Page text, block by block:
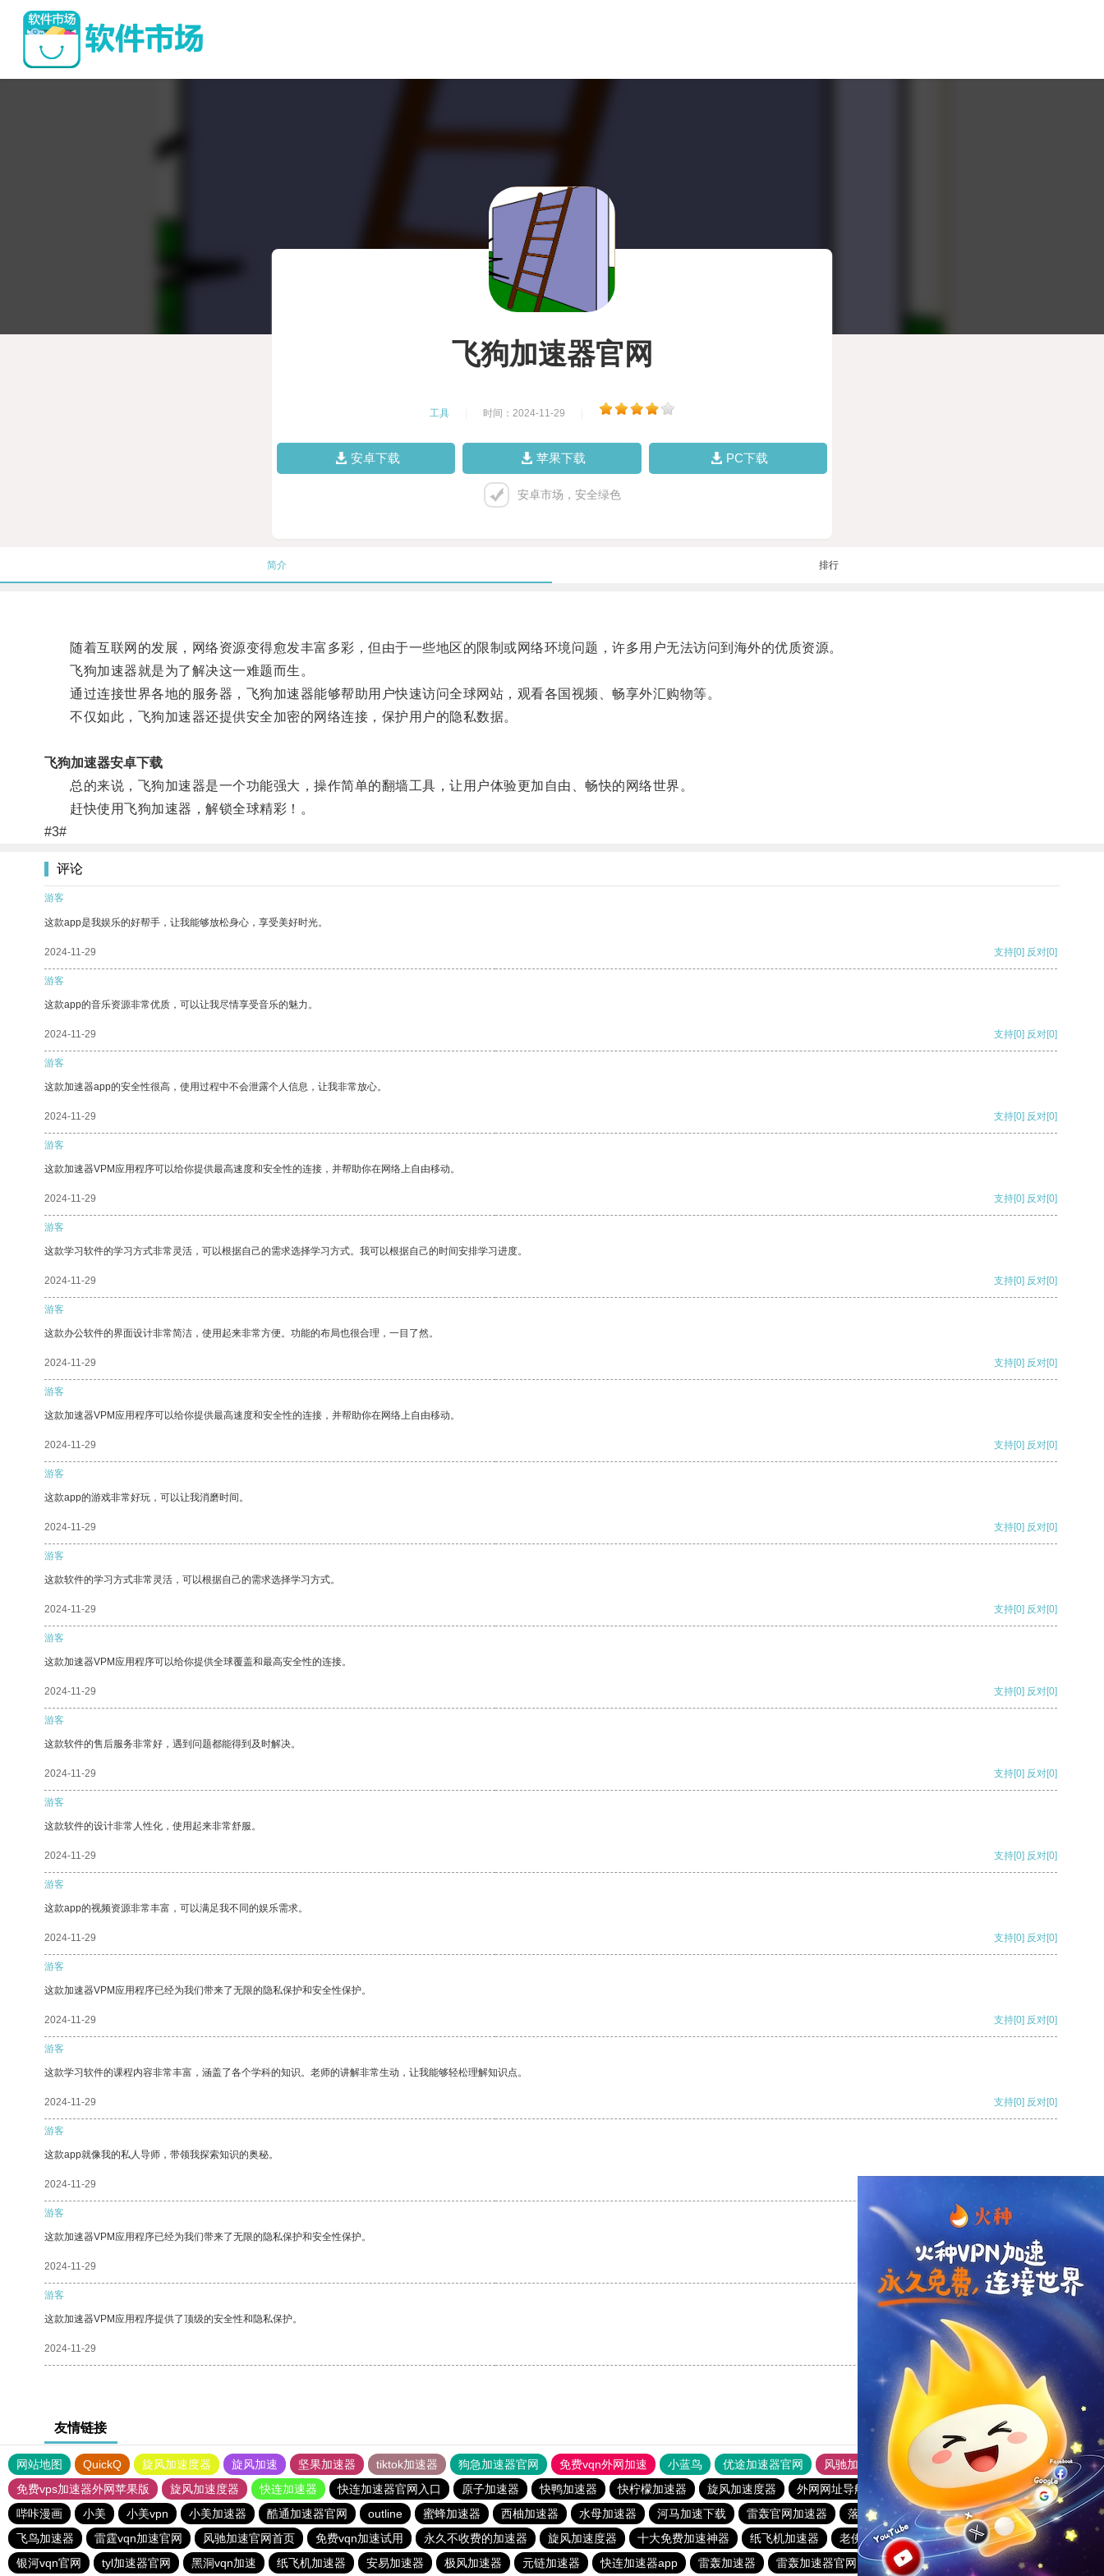
飞狗加速器官网
工具 时间：2024-11-29
安卓下载 苹果下载 PC下载
安卓市场，安全绿色
简介 排行
随着互联网的发展，网络资源变得愈发丰富多彩，但由于一些地区的限制或网络环境问题，许多用户无法访问到海外的优质资源。
飞狗加速器就是为了解决这一难题而生。
通过连接世界各地的服务器，飞狗加速器能够帮助用户快速访问全球网站，观看各国视频、畅享外汇购物等。
不仅如此，飞狗加速器还提供安全加密的网络连接，保护用户的隐私数据。
飞狗加速器安卓下载
总的来说，飞狗加速器是一个功能强大，操作简单的翻墙工具，让用户体验更加自由、畅快的网络世界。
赶快使用飞狗加速器，解锁全球精彩！。
#3#
评论
游客
这款app是我娱乐的好帮手，让我能够放松身心，享受美好时光。
2024-11-29 支持[0] 反对[0]
游客
这款app的音乐资源非常优质，可以让我尽情享受音乐的魅力。
2024-11-29 支持[0] 反对[0]
游客
这款加速器app的安全性很高，使用过程中不会泄露个人信息，让我非常放心。
2024-11-29 支持[0] 反对[0]
游客
这款加速器VPM应用程序可以给你提供最高速度和安全性的连接，并帮助你在网络上自由移动。
2024-11-29 支持[0] 反对[0]
游客
这款学习软件的学习方式非常灵活，可以根据自己的需求选择学习方式。我可以根据自己的时间安排学习进度。
2024-11-29 支持[0] 反对[0]
游客
这款办公软件的界面设计非常简洁，使用起来非常方便。功能的布局也很合理，一目了然。
2024-11-29 支持[0] 反对[0]
游客
这款加速器VPM应用程序可以给你提供最高速度和安全性的连接，并帮助你在网络上自由移动。
2024-11-29 支持[0] 反对[0]
游客
这款app的游戏非常好玩，可以让我消磨时间。
2024-11-29 支持[0] 反对[0]
游客
这款软件的学习方式非常灵活，可以根据自己的需求选择学习方式。
2024-11-29 支持[0] 反对[0]
游客
这款加速器VPM应用程序可以给你提供全球覆盖和最高安全性的连接。
2024-11-29 支持[0] 反对[0]
游客
这款软件的售后服务非常好，遇到问题都能得到及时解决。
2024-11-29 支持[0] 反对[0]
游客
这款软件的设计非常人性化，使用起来非常舒服。
2024-11-29 支持[0] 反对[0]
游客
这款app的视频资源非常丰富，可以满足我不同的娱乐需求。
2024-11-29 支持[0] 反对[0]
游客
这款加速器VPM应用程序已经为我们带来了无限的隐私保护和安全性保护。
2024-11-29 支持[0] 反对[0]
游客
这款学习软件的课程内容非常丰富，涵盖了各个学科的知识。老师的讲解非常生动，让我能够轻松理解知识点。
2024-11-29 支持[0] 反对[0]
游客
这款app就像我的私人导师，带领我探索知识的奥秘。
2024-11-29
游客
这款加速器VPM应用程序已经为我们带来了无限的隐私保护和安全性保护。
2024-11-29 支持 [0] 反对[0]
游客
这款加速器VPM应用程序提供了顶级的安全性和隐私保护。
2024-11-29 支持
友情链接
网站地图 QuickQ 旋风加速度器 旋风加速 坚果加速器 tiktok加速器 狗急加速器官网 免费vqn外网加速 小蓝鸟 优途加速器官网 风驰加速器
旋风加速器
免费vps加速器外网苹果版
旋风加速度器 快连加速器 快连加速器官网入口 原子加速器 快鸭加速器 快柠檬加速器 旋风加速度器 外网网址导航 软件中心 雷霆加速
狂飙加速器
哔咔漫画
小美 小美vpn 小美加速器 酷通加速器官网 outline 蜜蜂加速器 西柚加速器 水母加速器 河马加速下载 雷轰官网加速器 落地机 快柠檬 旋风加速度器
outline
飞鸟加速器
雷霆vqn加速官网 风驰加速官网首页 免费vqn加速试用 永久不收费的加速器 旋风加速度器 十大免费加速神器 纸飞机加速器 老佛爷加速器
免费vqn加速下载
银河vqn官网
tyl加速器官网 黑洞vqn加速 纸飞机加速器 安易加速器 极风加速器 元链加速器 快连加速器app 雷轰加速器 雷轰加速器官网 每天试用一小时加速器 酷通加速器